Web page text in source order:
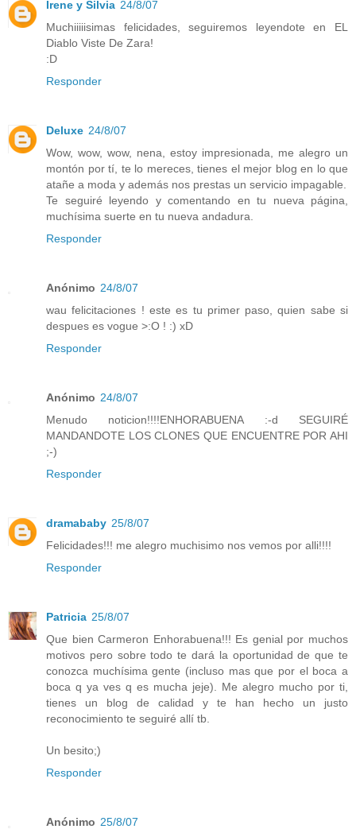
Irene y Silvia 24/8/07
Muchiiiiisimas felicidades, seguiremos leyendote en EL
Diablo Viste De Zara!
:D
Responder
Deluxe 24/8/07
Wow, wow, wow, nena, estoy impresionada, me alegro un
montón por tí, te lo mereces, tienes el mejor blog en lo que
atañe a moda y además nos prestas un servicio impagable.
Te seguiré leyendo y comentando en tu nueva página,
muchísima suerte en tu nueva andadura.
Responder
Anónimo 24/8/07
wau felicitaciones ! este es tu primer paso, quien sabe si
despues es vogue >:O ! :) xD
Responder
Anónimo 24/8/07
Menudo noticion!!!!ENHORABUENA :-d SEGUIRÉ
MANDANDOTE LOS CLONES QUE ENCUENTRE POR AHI
;-)
Responder
dramababy 25/8/07
Felicidades!!! me alegro muchisimo nos vemos por alli!!!!
Responder
Patricia 25/8/07
Que bien Carmeron Enhorabuena!!! Es genial por muchos
motivos pero sobre todo te dará la oportunidad de que te
conozca muchísima gente (incluso mas que por el boca a
boca q ya ves q es mucha jeje). Me alegro mucho por ti,
tienes un blog de calidad y te han hecho un justo
reconocimiento te seguiré allí tb.
Un besito;)
Responder
Anónimo 25/8/07